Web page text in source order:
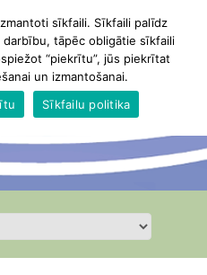
sīkfaili. Sīkfaili palīdz
tāpēc obligātie sīkfaili
“piekrītu”, jūs piekrītat
un izmantošanai.
Sīkfailu politika